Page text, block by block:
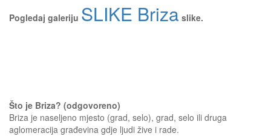
Pogledaj galeriju SLIKE Briza slike.
Što je Briza? (odgovoreno)
Briza je naseljeno mjesto (grad, selo), grad, selo ili druga
aglomeracija građevina gdje ljudi žive i rade.